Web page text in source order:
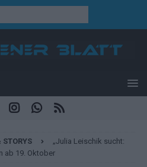
STORYS
„Julia Leischik sucht:
ab 19. Oktober